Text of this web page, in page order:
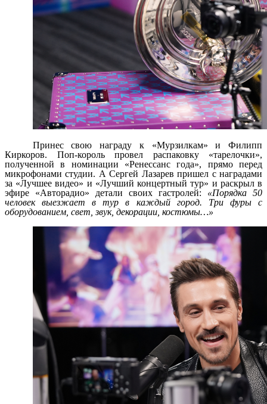
Принес свою награду к «Мурзилкам» и Филипп
Киркоров. Поп-король провел распаковку «тарелочки»,
полученной в номинации «Ренессанс года», прямо перед
микрофонами студии. А Сергей Лазарев пришел с наградами
за «Лучшее видео» и «Лучший концертный тур» и раскрыл в
эфире «Авторадио» детали своих гастролей: «Порядка 50
человек выезжает в тур в каждый город. Три фуры с
оборудованием, свет, звук, декорации, костюмы…»